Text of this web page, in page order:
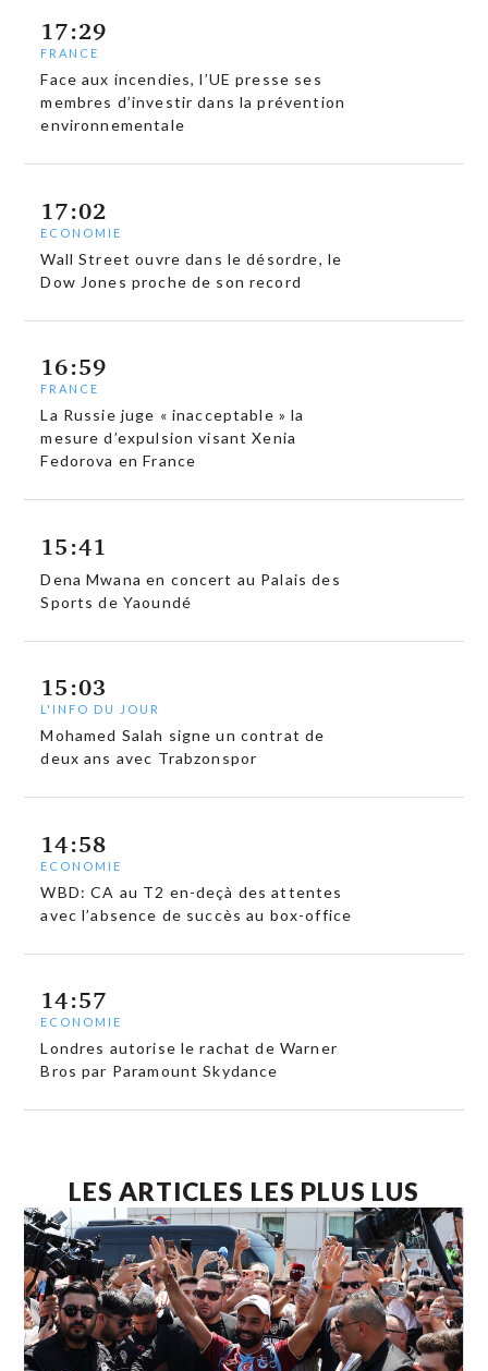
17:29
FRANCE
Face aux incendies, l’UE presse ses
membres d’investir dans la prévention
environnementale
17:02
ECONOMIE
Wall Street ouvre dans le désordre, le
Dow Jones proche de son record
16:59
FRANCE
La Russie juge « inacceptable » la
mesure d’expulsion visant Xenia
Fedorova en France
15:41
Dena Mwana en concert au Palais des
Sports de Yaoundé
15:03
L'INFO DU JOUR
Mohamed Salah signe un contrat de
deux ans avec Trabzonspor
14:58
ECONOMIE
WBD: CA au T2 en-deçà des attentes
avec l’absence de succès au box-office
14:57
ECONOMIE
Londres autorise le rachat de Warner
Bros par Paramount Skydance
LES ARTICLES LES PLUS LUS